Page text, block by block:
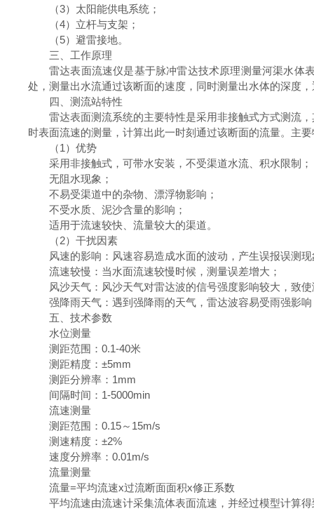
（3）太阳能供电系统；
（4）立杆与支架；
（5）避雷接地。
三、工作原理
雷达表面流速仪是基于脉冲雷达技术原理测量河渠水体
处，测量出水流通过该断面的速度，同时测量出水体的深度
四、测流站特性
雷达表面测流系统的主要特性是采用非接触式方式测流
时表面流速的测量，计算出此一时刻通过该断面的流量。主
（1）优势
采用非接触式，可带水安装，不受渠道水流、积水限制；
无阻水现象；
不易受渠道中的杂物、漂浮物影响；
不受水质、泥沙含量的影响；
适用于流速较快、流量较大的渠道。
（2）干扰因素
风速的影响：风速容易造成水面的波动，产生误报误测
流速较慢：当水面流速较慢时候，测量误差增大；
风沙天气：风沙天气对雷达波的信号强度影响较大，致
强降雨天气：遇到强降雨的天气，雷达波容易受雨强影
五、技术参数
水位测量
测距范围：0.1-40米
测距精度：±5mm
测距分辨率：1mm
间隔时间：1-5000min
流速测量
测距范围：0.15～15m/s
测速精度：±2%
速度分辨率：0.01m/s
流量测量
流量=平均流速x过流断面面积x修正系数
平均流速由流速计采集流体表面流速，并经过模型计算得